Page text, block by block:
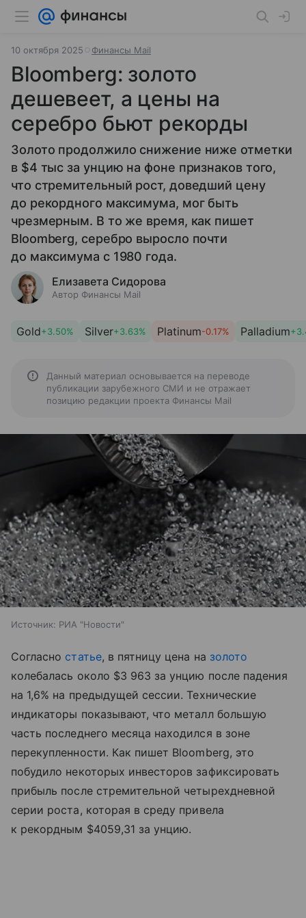
10 октября 2025 Финансы Mail
Bloomberg: золото
дешевеет, а цены на
серебро бьют рекорды
Золото продолжило снижение ниже отметки
в $4 тыс за унцию на фоне признаков того,
что стремительный рост, доведший цену
до рекордного максимума, мог быть
чрезмерным. В то же время, как пишет
Bloomberg, серебро выросло почти
до максимума с 1980 года.
Елизавета Сидорова
Автор Финансы Mail
Gold+3.50% Silver+3.63% Platinum-0.17% Palladium
Данный материал основывается на переводе
публикации зарубежного СМИ и не отражает
позицию редакции проекта Финансы Mail
Источник: РИА "Новости"
Согласно статье, в пятницу цена на золото
колебалась около $3 963 за унцию после падения
на 1,6% на предыдущей сессии. Технические
индикаторы показывают, что металл большую
часть последнего месяца находился в зоне
перекупленности. Как пишет Bloomberg, это
побудило некоторых инвесторов зафиксировать
прибыль после стремительной четырехдневной
серии роста, которая в среду привела
к рекордным $4059,31 за унцию.